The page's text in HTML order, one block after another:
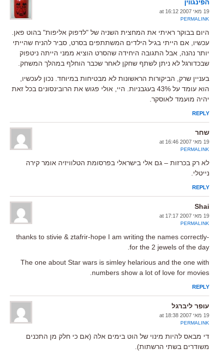
הפינגווין
19 מאי 2007 at 16:12
PERMALINK
היום בבוקר ראיתי את המחצית השניה של "לדפוק אליפות" בהוט פאן.
עכשיו, אם הייתי בגיל הילדים המשתתפים בסרט, סביר להניח שהייתי
יותר נהנה, אבל התגובה היחידה שהסרט הוציא ממני הייתה ניטפוק
שבכדורגל לא ניתן לשתף שחקן לאחר שכבר הוחלף במהלך המשחק.
בעניין שרק, הביקורות הראשונות לא מבטיחות במיוחד. נכון לעכשיו,
הוא עומד על 43% בעגבניות. היי, אולי פגוש את הרובינסונים בכל זאת
יהיה מועמד לאוסקר.
REPLY
שחר
19 מאי 2007 at 16:46
PERMALINK
לא רק בכרזות – גם אלי בישראלי בפרסומת הטלוויזיה אומר קירה
נייטלי.
REPLY
Shai
19 מאי 2007 at 17:17
PERMALINK
thanks to stivie & ztafrir-hope I am writing the names correctly-
for the 2 jewels of the day.
The one about Star wars is simley helarious and the one with
numbers show a lot of love for movies.
REPLY
עופר ליברגל
19 מאי 2007 at 18:38
PERMALINK
די מבאס להיות מינוי של הוט בימים אלה (אם כי חלק מן התכנים
משודרים בשתי הרשתות).